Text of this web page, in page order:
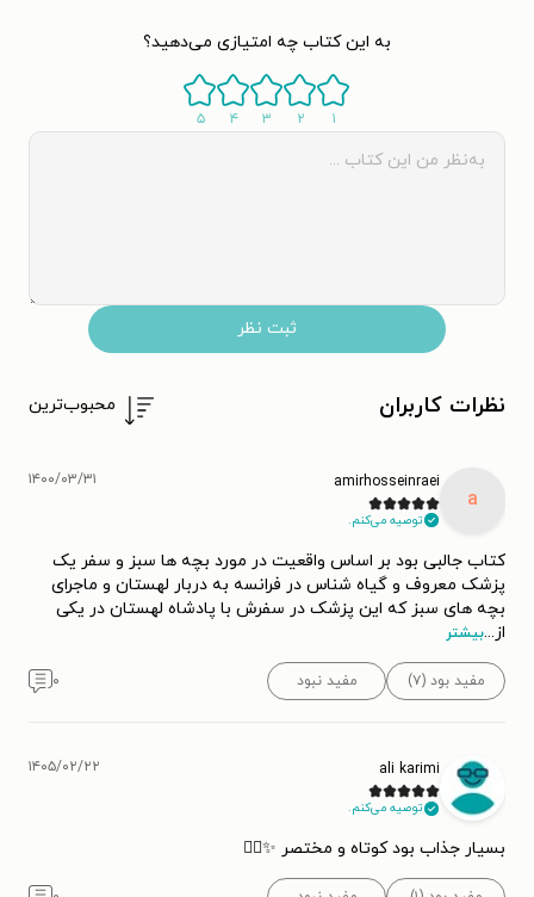
به این کتاب چه امتیازی می‌دهید؟
۱ ۲ ۳ ۴ ۵
ثبت نظر
نظرات کاربران محبوب‌ترین
a
amirhosseinraei
توصیه می‌کنم.
۱۴۰۰/۰۳/۳۱
کتاب جالبی بود بر اساس واقعیت در مورد بچه ها سبز و سفر یک
پزشک معروف و گیاه شناس در فرانسه به دربار لهستان و ماجرای
بچه های سبز که این پزشک در سفرش با پادشاه لهستان در یکی
از...بیشتر
مفید بود (۷) مفید نبود ۰
ali karimi
توصیه می‌کنم.
۱۴۰۵/۰۲/۲۲
بسیار جذاب بود کوتاه و مختصر ✨👌🏻